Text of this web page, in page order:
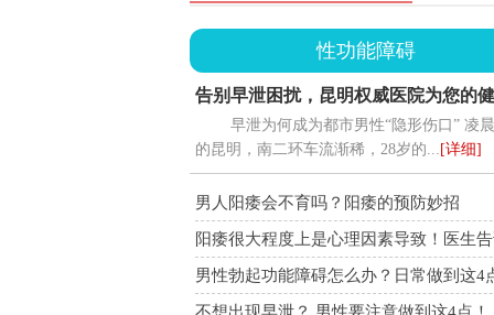
性功能障碍
告别早泄困扰，昆明权威医院为您的
驾护航早泄为何成为都市男性“隐形伤口” 凌
的昆明，南二环车流渐稀，28岁的... [详细]
男人阳痿会不育吗？阳痿的预防妙招
阳痿很大程度上是心理因素导致！医生
如何治疗！
男性勃起功能障碍怎么办？日常做到这4
解！